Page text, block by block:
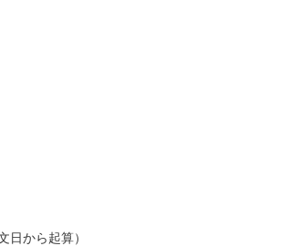
日から起算）